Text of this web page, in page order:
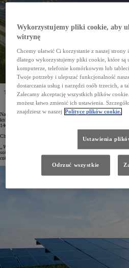
Toyota Kentucky w Georgetown to największy zakład
w nim została nowa farma paneli słonecznych, a od
nowego w pełni elektrycznego
Na terenie zakładu Toyota Kentucky w Georgetown powstała
która rocznie będzie generować około 15 mln kilowatogodzin
1400 amerykańskich gospodarstw domowych.
Chad Miller, wiceprezes ds. produkcji w zakładzie Toyota
„W Toyocie wierzymy, że budujemy coś więcej niż tylko
solarna to wyraz naszej determinacji i chęci dostosowania
całkowitego wpływu Toyoty na środowisko. Ten projekt to
Wykorzystujemy pliki cookie, aby
witrynę
Chcemy ułatwić Ci korzystanie z naszej strony
dlatego wykorzystujemy pliki cookie, które są
komputerze, telefonie komórkowym lub
Twoje potrzeby i ulepszać funkcjonalność
dostarczania usług i narzędzi osób trzecich, a
Zalecamy akceptację wszystkich plików
możesz łatwo zmienić ich ustawienia.
znajdziesz w naszej Polityce plików cookie.
Ustawienia
Odrzuć wszystkie